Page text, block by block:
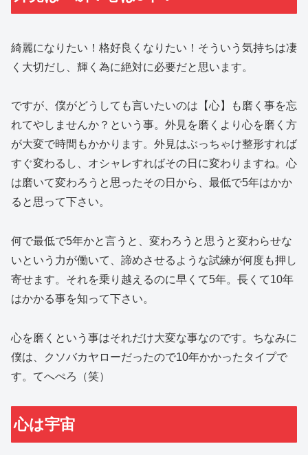
綺麗になりたい！格好良くなりたい！そういう気持ちは凄
く大切だし、輝く為に絶対に必要だと思います。
ですが、僕がどうしても言いたいのは【心】も磨く事を忘
れてやしませんか？という事。外見を磨くより心を磨く方
が大変で時間もかかります。外見はぶっちゃけ整形すれば
すぐ変わるし、オシャレすればその日に変わりますね。心
は磨いて変わろうと思ったその日から、最低で5年はかか
ると思って下さい。
何で最低で5年かと言うと、変わろうと思うと変わらせな
いという力が働いて、諦めさせるような試練が何度も押し
寄せます。それを乗り越えるのに早くて5年。長くて10年
はかかる事を知って下さい。
心を磨くという事はそれだけ大変な事なのです。ちなみに
僕は、クソバカヤローだったので10年かかったタイプで
す。てへぺろ（笑）
心は宇宙